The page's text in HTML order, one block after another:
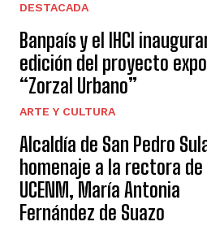
DESTACADA
Banpaís y el IHCI
edición del proyecto
“Zorzal Urbano”
ARTE Y CULTURA
Alcaldía de San Pedro
homenaje a la rectora de
UCENM, María Antonia
Fernández de Suazo